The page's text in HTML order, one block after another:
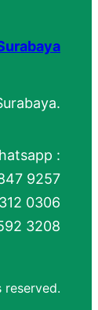
:
9257
0306
3208